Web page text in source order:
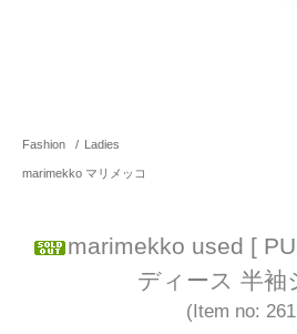
Fashion / Ladies
marimekko マリメッコ
marimekko used [
ディース 半袖
(Item no: